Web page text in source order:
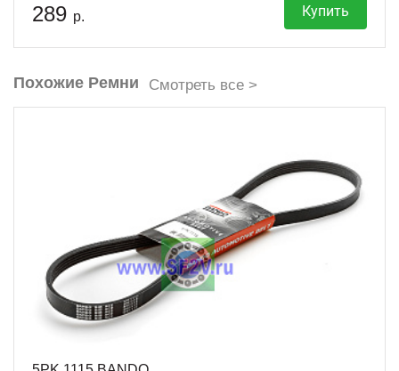
289 р. Купить
Похожие Ремни Смотреть все >